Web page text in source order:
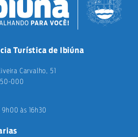
Turística de Ibiúna
Carvalho, 51
000
às 16h30